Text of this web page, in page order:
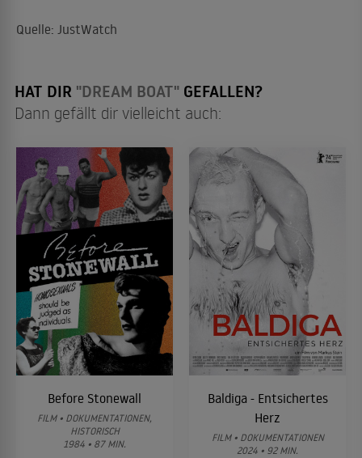
Quelle: JustWatch
HAT DIR "DREAM BOAT" GEFALLEN?
Dann gefällt dir vielleicht auch:
Before Stonewall
FILM • DOKUMENTATIONEN,
HISTORISCH
1984 • 87 MIN.
Baldiga - Entsichertes
Herz
FILM • DOKUMENTATIONEN
2024 • 92 MIN.